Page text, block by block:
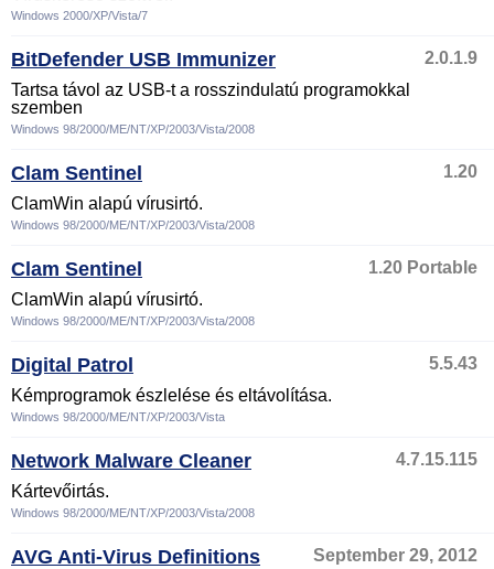
Windows 2000/XP/Vista/7
BitDefender USB Immunizer
2.0.1.9
Tartsa távol az USB-t a rosszindulatú programokkal
szemben
Windows 98/2000/ME/NT/XP/2003/Vista/2008
Clam Sentinel
1.20
ClamWin alapú vírusirtó.
Windows 98/2000/ME/NT/XP/2003/Vista/2008
Clam Sentinel
1.20 Portable
ClamWin alapú vírusirtó.
Windows 98/2000/ME/NT/XP/2003/Vista/2008
Digital Patrol
5.5.43
Kémprogramok észlelése és eltávolítása.
Windows 98/2000/ME/NT/XP/2003/Vista
Network Malware Cleaner
4.7.15.115
Kártevőirtás.
Windows 98/2000/ME/NT/XP/2003/Vista/2008
AVG Anti-Virus Definitions
September 29, 2012